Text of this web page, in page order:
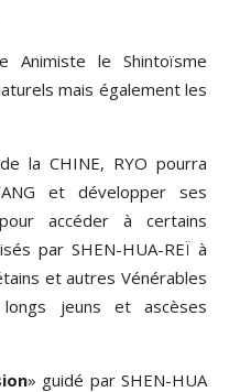
Animiste le Shintoïsme
mais également les
la CHINE, RYO pourra
et développer ses
accéder à certains
par SHEN-HUA-REÏ à
et autres Vénérables
jeuns et ascèses
» guidé par SHEN-HUA